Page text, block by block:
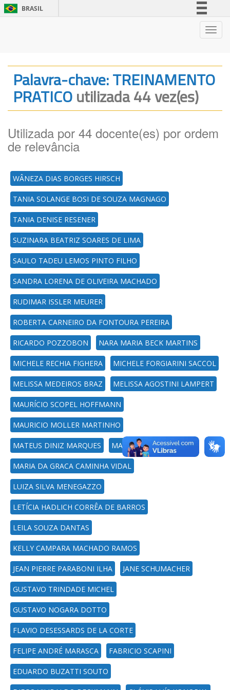
BRASIL
Legislação
Canais
Palavra-chave: TREINAMENTO
PRATICOutilizada 44 vez(es)
Utilizada por 44 docente(es) por ordem
de relevância
WÂNEZA DIAS BORGES HIRSCH
TANIA SOLANGE BOSI DE SOUZA MAGNAGO
TANIA DENISE RESENER
SUZINARA BEATRIZ SOARES DE LIMA
SAULO TADEU LEMOS PINTO FILHO
SANDRA LORENA DE OLIVEIRA MACHADO
RUDIMAR ISSLER MEURER
ROBERTA CARNEIRO DA FONTOURA PEREIRA
RICARDO POZZOBON NARA MARIA BECK MARTINS
MICHELE RECHIA FIGHERA MICHELE FORGIARINI SACCOL
MELISSA MEDEIROS BRAZ MELISSA AGOSTINI LAMPERT
MAURÍCIO SCOPEL HOFFMANN
MAURICIO MOLLER MARTINHO
MATEUS DINIZ MARQUES MARIO KURTZ FILHO
MARIA DA GRACA CAMINHA VIDAL
LUIZA SILVA MENEGAZZO
LETÍCIA HADLICH CORRÊA DE BARROS
LEILA SOUZA DANTAS
KELLY CAMPARA MACHADO RAMOS
JEAN PIERRE PARABONI ILHA JANE SCHUMACHER
GUSTAVO TRINDADE MICHEL
GUSTAVO NOGARA DOTTO
FLAVIO DESESSARDS DE LA CORTE
FELIPE ANDRÉ MARASCA FABRICIO SCAPINI
EDUARDO BUZATTI SOUTO